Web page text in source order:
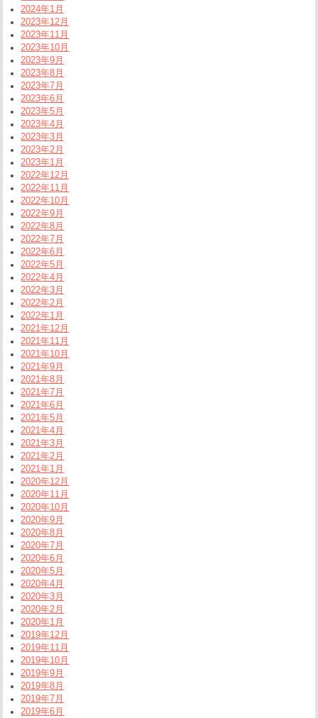
2024年1月
2023年12月
2023年11月
2023年10月
2023年9月
2023年8月
2023年7月
2023年6月
2023年5月
2023年4月
2023年3月
2023年2月
2023年1月
2022年12月
2022年11月
2022年10月
2022年9月
2022年8月
2022年7月
2022年6月
2022年5月
2022年4月
2022年3月
2022年2月
2022年1月
2021年12月
2021年11月
2021年10月
2021年9月
2021年8月
2021年7月
2021年6月
2021年5月
2021年4月
2021年3月
2021年2月
2021年1月
2020年12月
2020年11月
2020年10月
2020年9月
2020年8月
2020年7月
2020年6月
2020年5月
2020年4月
2020年3月
2020年2月
2020年1月
2019年12月
2019年11月
2019年10月
2019年9月
2019年8月
2019年7月
2019年6月